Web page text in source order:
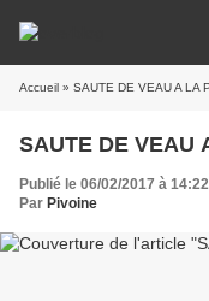
Accueil » SAUTE DE VEAU A LA
SAUTE DE VEAU
Publié le 06/02/2017 à 14:22
Par Pivoine